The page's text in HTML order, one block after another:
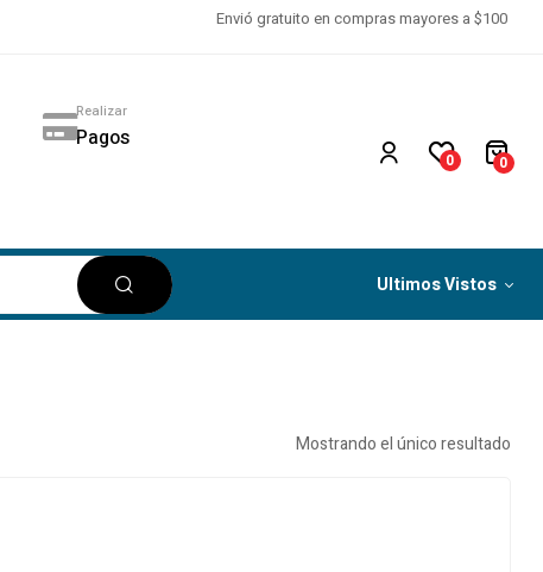
Envió gratuito en compras mayores a $100
Realizar
Pagos
0 0
Ultimos Vistos
Mostrando el único resultado